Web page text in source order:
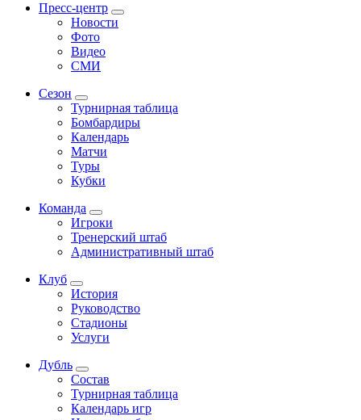
Пресс-центр
Новости
Фото
Видео
СМИ
Сезон
Турнирная таблица
Бомбардиры
Календарь
Матчи
Туры
Кубки
Команда
Игроки
Тренерский штаб
Административный штаб
Клуб
История
Руководство
Стадионы
Услуги
Дубль
Состав
Турнирная таблица
Календарь игр